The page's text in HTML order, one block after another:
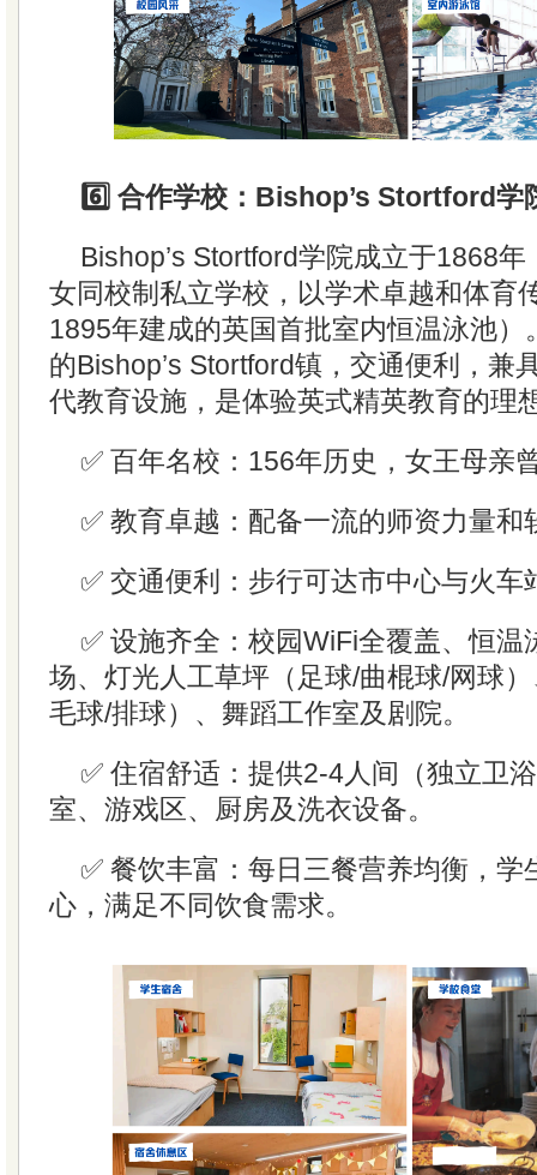
6️⃣ 合作学校：Bishop’s Stortford学
Bishop’s Stortford学院成立于1868
女同校制私立学校，以学术卓越和体育
1895年建成的英国首批室内恒温泳池）
的Bishop’s Stortford镇，交通便利，兼
代教育设施，是体验英式精英教育的理
✅ 百年名校：156年历史，女王母亲
✅ 教育卓越：配备一流的师资力量和
✅ 交通便利：步行可达市中心与火车
✅ 设施齐全：校园WiFi全覆盖、恒温
场、灯光人工草坪（足球/曲棍球/网球
毛球/排球）、舞蹈工作室及剧院。
✅ 住宿舒适：提供2-4人间（独立卫
室、游戏区、厨房及洗衣设备。
✅ 餐饮丰富：每日三餐营养均衡，学
心，满足不同饮食需求。